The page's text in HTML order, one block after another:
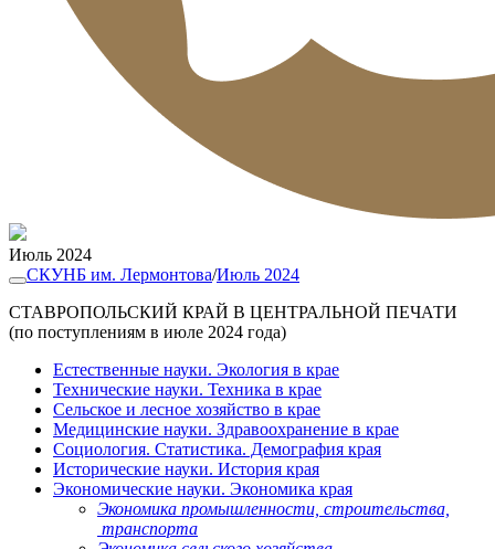
Июль 2024
СКУНБ им. Лермонтова/Июль 2024
СТАВРОПОЛЬСКИЙ КРАЙ В ЦЕНТРАЛЬНОЙ ПЕЧАТИ
(по поступлениям в июле 2024 года)
Естественные науки. Экология в крае
Технические науки. Техника в крае
Сельское и лесное хозяйство в крае
Медицинские науки. Здравоохранение в крае
Социология. Статистика. Демография края
Исторические науки. История края
Экономические науки. Экономика края
Экономика промышленности, строительства,
транспорта